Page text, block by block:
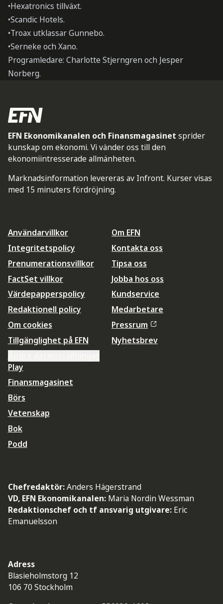
•Hexatronics tillväxt.
•Scandic Hotels.
•Troax utklassar Gunnebo.
•Serneke och Xano.
Programledare: Charlotte Stjerngren och Jesper
Norberg.
EFN Ekonomikanalen och Finansmagasinet sprider
kunskap om ekonomi. Vi vänder oss till den
ekonomiintresserade allmänheten.
Marknadsinformation levereras av Infront. Kurser visas
med 15 minuters fördröjning.
Användarvillkor
Integritetspolicy
Prenumerationsvillkor
FactSet villkor
Värdepapperspolicy
Redaktionell policy
Om cookies
Tillgänglighet på EFN
Om EFN
Kontakta oss
Tipsa oss
Jobba hos oss
Kundservice
Medarbetare
Pressrum
Nyhetsbrev
Play
Finansmagasinet
Börs
Vetenskap
Bok
Podd
Chefredaktör:Anders Hägerstrand
VD, EFN Ekonomikanalen: Maria Nordin Wessman
Redaktionschef och tf ansvarig utgivare: Eric
Emanuelsson
Adress
Blasieholmstorg 12
106 70 Stockholm